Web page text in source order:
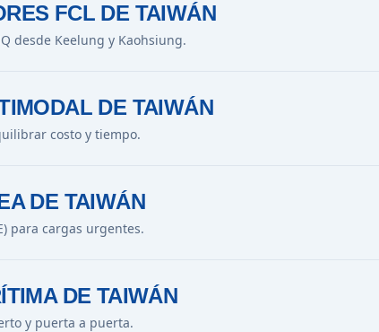
FCL DE TAIWÁN
desde Keelung y Kaohsiung.
DE TAIWÁN
costo y tiempo.
DE TAIWÁN
para cargas urgentes.
DE TAIWÁN
y puerta a puerta.